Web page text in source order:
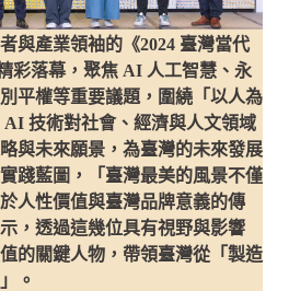
與產業領袖的《2024 臺灣當代
彩落幕，聚焦 AI 人工智慧、永
平權等重要議題，圍繞「以人為
技術對社會、經濟與人文領域
與未來願景，為臺灣的未來發展
踐藍圖，「臺灣最美的風景不僅
人性價值與臺灣品牌意義的傳
，透過這幾位具有視野與影響
的關鍵人物，帶領臺灣從「製造
。